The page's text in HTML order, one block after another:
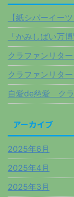
【紙シバーイー
「かみしばい万
クラファンリタ
クラファンリ
自愛de慈愛 ク
アーカイブ
2025年6月
2025年4月
2025年3月